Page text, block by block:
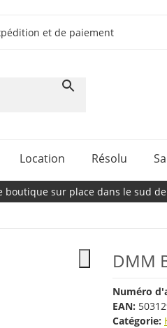
et de paiement
Location Résolu
boutique sur place dans le sud
DMM
Numéro
EAN:
Catégorie: